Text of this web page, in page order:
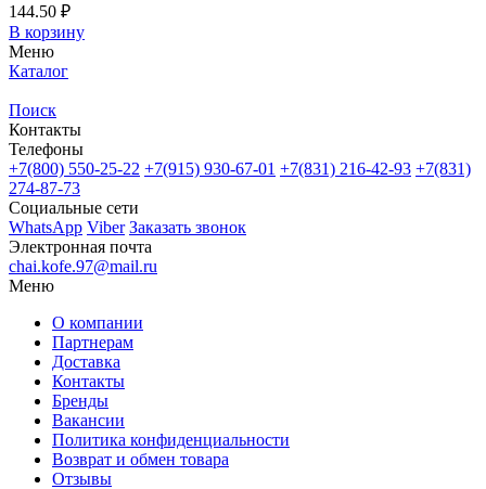
144.50 ₽
В корзину
Меню
Каталог
Поиск
Контакты
Телефоны
+7(800) 550-25-22 +7(915) 930-67-01 +7(831) 216-42-93 +7(831)
274-87-73
Социальные сети
WhatsApp Viber Заказать звонок
Электронная почта
chai.kofe.97@mail.ru
Меню
О компании
Партнерам
Доставка
Контакты
Бренды
Вакансии
Политика конфиденциальности
Возврат и обмен товара
Отзывы